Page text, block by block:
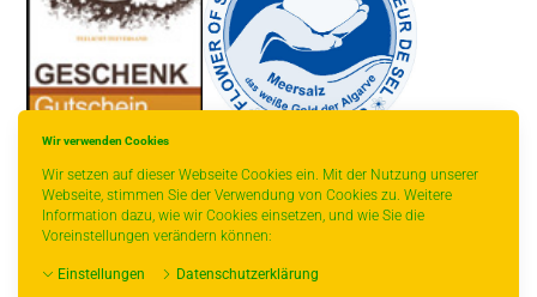
Wir verwenden Cookies
Wir setzen auf dieser Webseite Cookies ein. Mit der Nutzung unserer
Webseite, stimmen Sie der Verwendung von Cookies zu. Weitere
Information dazu, wie wir Cookies einsetzen, und wie Sie die
Voreinstellungen verändern können:
Einstellungen Datenschutzerklärung
* gilt für Lieferungen innerhalb Deutschlands, Lieferzeiten für andere
Länder entnehmen Sie bitte der Schaltfläche mit den Versandinformationen.